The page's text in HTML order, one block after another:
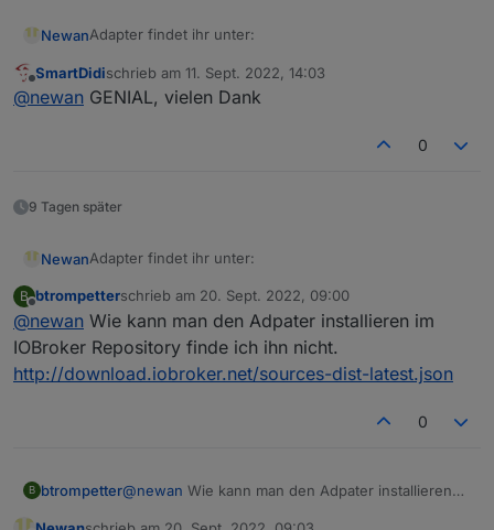
NewanAdapter findet ihr unter:
https://github.com/Newan/ioBroker.ecoflow
SmartDidischrieb am 11. Sept. 2022, 14:03
zuletzt editiert von
@newan GENIAL, vielen Dank
0
9 Tagen später
NewanAdapter findet ihr unter:
https://github.com/Newan/ioBroker.ecoflow
B btrompetterschrieb am 20. Sept. 2022, 09:00
zuletzt editiert von
@newan Wie kann man den Adpater installieren im
IOBroker Repository finde ich ihn nicht.
http://download.iobroker.net/sources-dist-latest.json
0
B btrompetter@newan Wie kann man den Adpater installieren